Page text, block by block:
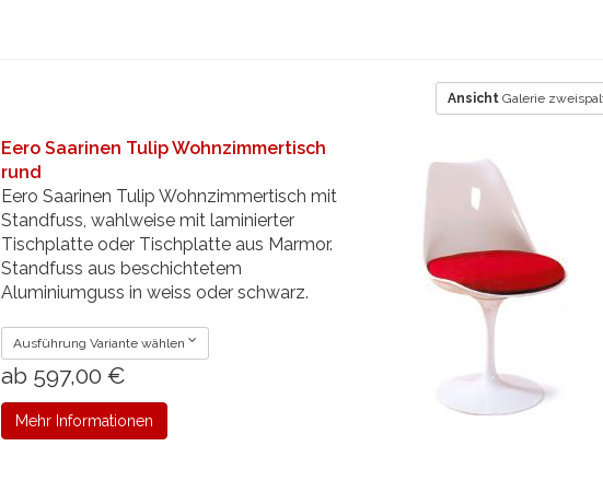
Ansicht Galerie
Eero Saarinen Tulip Wohnzimmertisch
rund
Eero Saarinen Tulip Wohnzimmertisch mit
Standfuss, wahlweise mit laminierter
Tischplatte oder Tischplatte aus Marmor.
Standfuss aus beschichtetem
Aluminiumguss in weiss oder schwarz.
Ausführung Variante wählen
ab 597,00 €
Mehr Informationen